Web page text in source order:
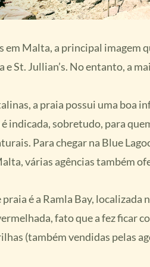
em Malta, a principal imagem
e St. Jullian’s. No entanto, a
a praia possui uma boa
indicada, sobretudo, para
Para chegar na Blue
várias agências também
é a Ramla Bay, localizada
fato que a fez ficar
(também vendidas pelas